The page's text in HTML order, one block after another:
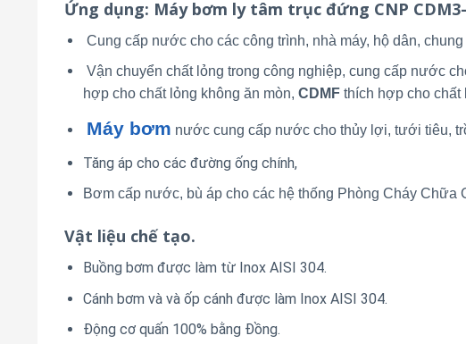
Ứng dụng: Máy bơm ly tâm trục đứng CNP
Cung cấp nước cho các công trình, nhà máy, hộ dân,
Vận chuyển chất lỏng trong công nghiệp, cung cấp nước
hợp cho chất lỏng không ăn mòn, CDMFthích hợp cho chất
Máy bơm nước cung cấp nước cho thủy lợi, tưới tiêu,
Tăng áp cho các đường ống chính,
Bơm cấp nước, bù áp cho các hệ thống Phòng Cháy Chữa
Vật liệu chế tạo.
Buồng bơm được làm từ Inox AISI 304.
Cánh bơm và và ốp cánh được làm Inox AISI 304.
Động cơ quấn 100% bằng Đồng.